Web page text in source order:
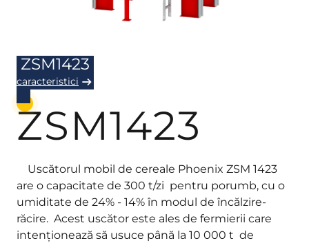
ZSM1423
caracteristici
ZSM1423
Uscătorul mobil de cereale Phoenix ZSM 1423
are o capacitate de 300 t/zi pentru porumb, cu o
umiditate de 24% - 14% în modul de încălzire-
răcire. Acest uscător este ales de fermierii care
intenționează să usuce până la 10 000 t de